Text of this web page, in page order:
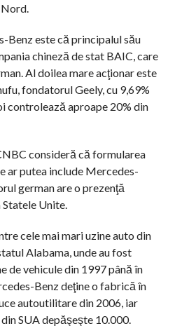
Benz este că principalul său
chineză de stat BAIC, care
Al doilea mare acţionar este
fondatorul Geely, cu 9,69%
controlează aproape 20% din
consideră că formularea
ar putea include Mercedes-
german are o prezenţă
Unite.
cele mai mari uzine auto din
Alabama, unde au fost
de vehicule din 1997 până în
Benz deţine o fabrică în
autoutilitare din 2006, iar
SUA depăşeşte 10.000.